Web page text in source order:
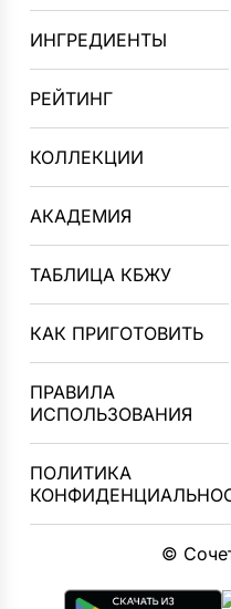
ИНГРЕДИЕНТЫ
РЕЙТИНГ
КОЛЛЕКЦИИ
АКАДЕМИЯ
ТАБЛИЦА КБЖУ
КАК ПРИГОТОВИТЬ
ПРАВИЛА
ИСПОЛЬЗОВАНИЯ
ПОЛИТИКА
©